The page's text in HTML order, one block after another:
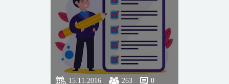
15.11.2016 263 0